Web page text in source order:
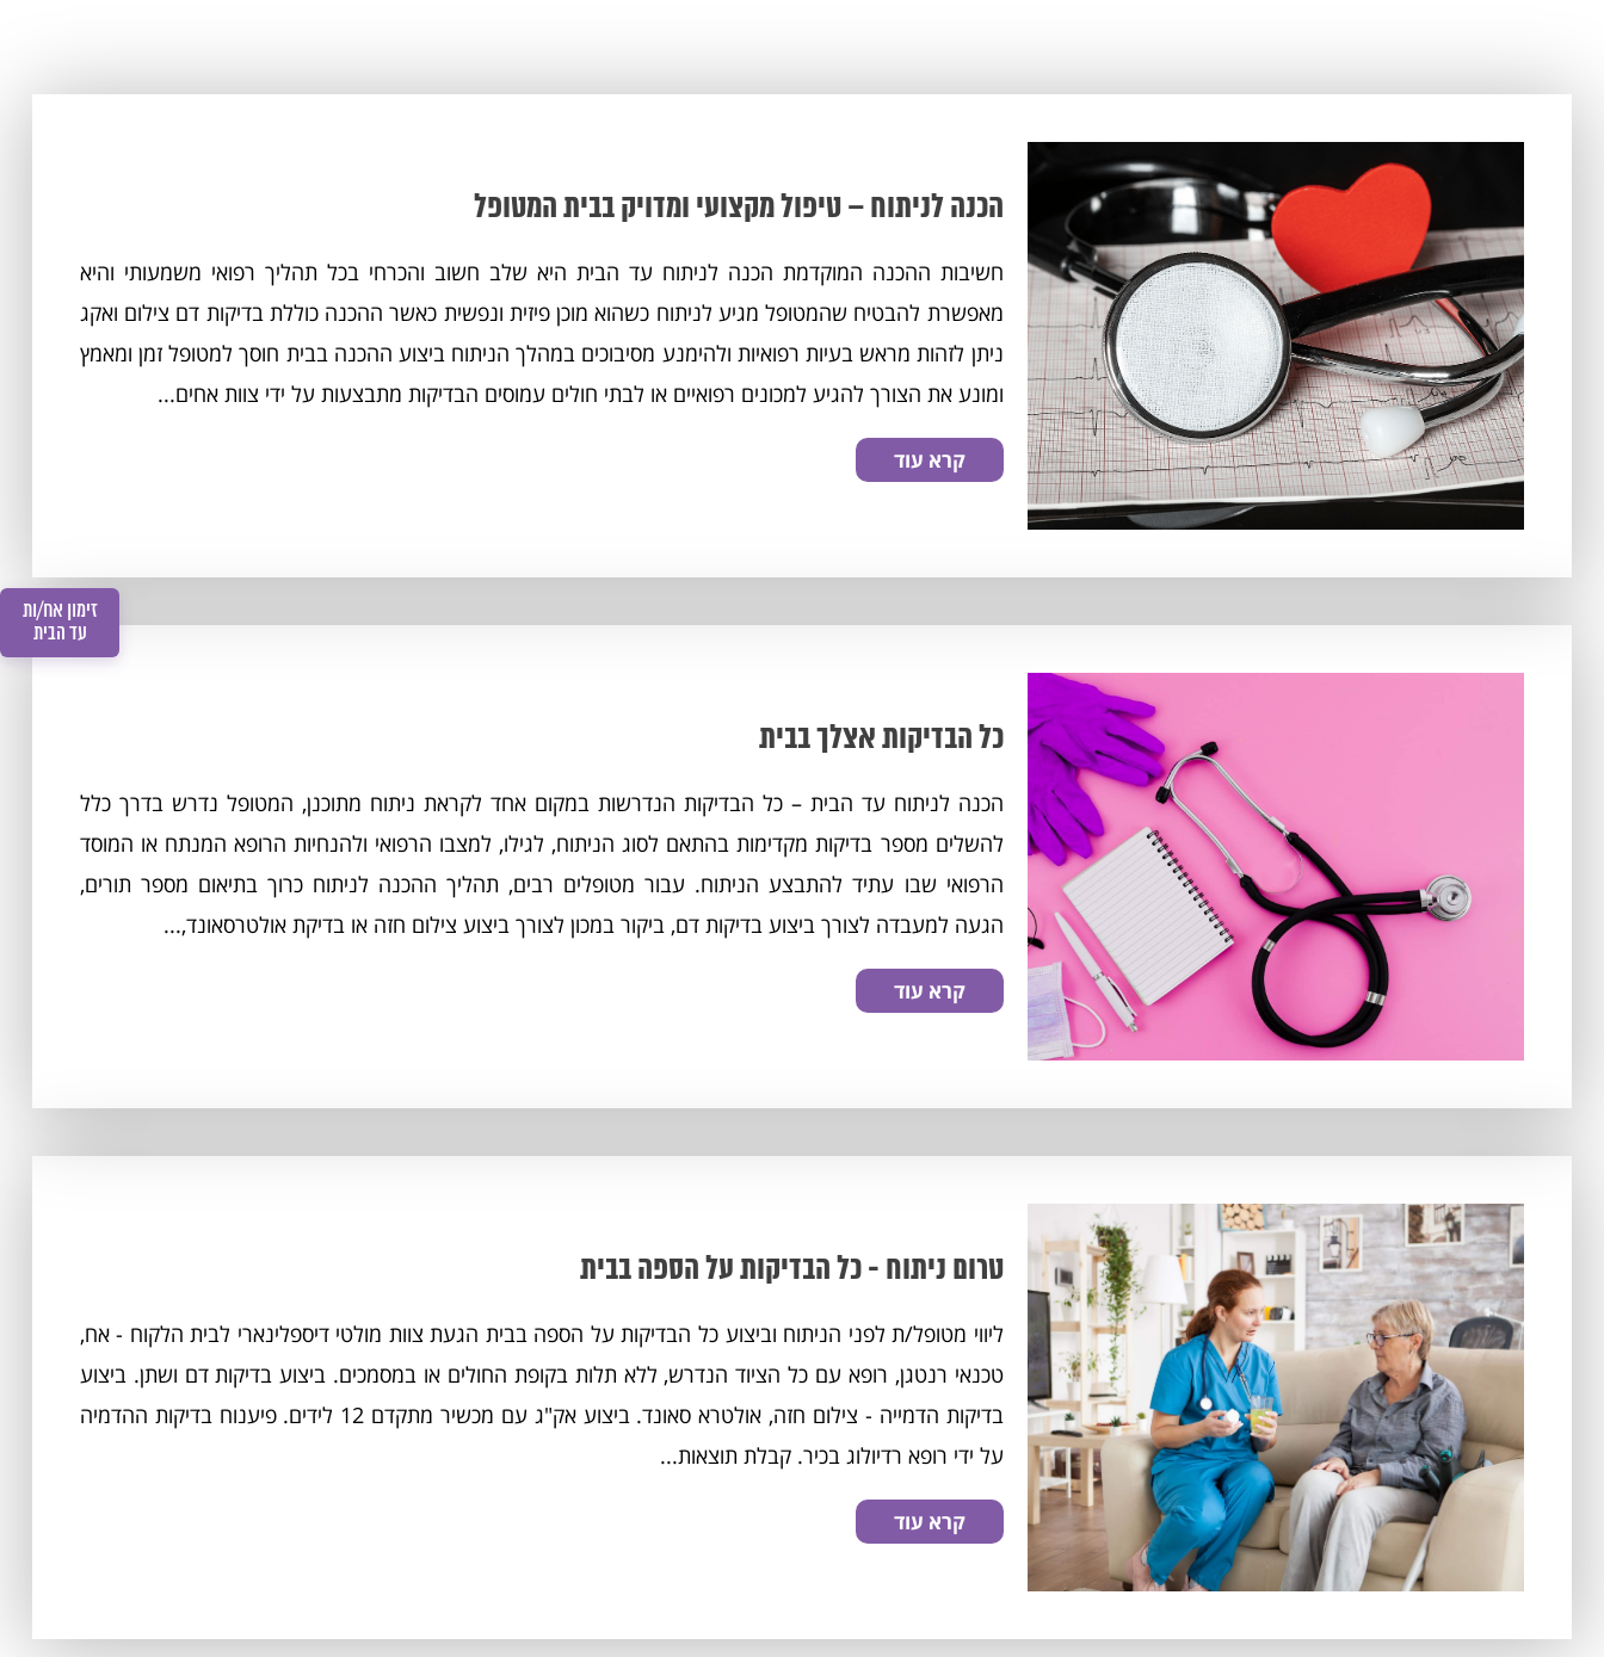
הכנה לניתוח – טיפול מקצועי ומדויק בבית המטופל
חשיבות ההכנה המוקדמת הכנה לניתוח עד הבית היא שלב חשוב והכרחי בכל תהליך רפואי משמעותי והיא
מאפשרת להבטיח שהמטופל מגיע לניתוח כשהוא מוכן פיזית ונפשית כאשר ההכנה כוללת בדיקות דם צילום ואקג
ניתן לזהות מראש בעיות רפואיות ולהימנע מסיבוכים במהלך הניתוח ביצוע ההכנה בבית חוסך למטופל זמן ומאמץ
ומונע את הצורך להגיע למכונים רפואיים או לבתי חולים עמוסים הבדיקות מתבצעות על ידי צוות אחים...
קרא עוד
כל הבדיקות אצלך בבית
הכנה לניתוח עד הבית – כל הבדיקות הנדרשות במקום אחד לקראת ניתוח מתוכנן, המטופל נדרש בדרך כלל
להשלים מספר בדיקות מקדימות בהתאם לסוג הניתוח, לגילו, למצבו הרפואי ולהנחיות הרופא המנתח או המוסד
הרפואי שבו עתיד להתבצע הניתוח. עבור מטופלים רבים, תהליך ההכנה לניתוח כרוך בתיאום מספר תורים,
הגעה למעבדה לצורך ביצוע בדיקות דם, ביקור במכון לצורך ביצוע צילום חזה או בדיקת אולטרסאונד,...
קרא עוד
טרום ניתוח - כל הבדיקות על הספה בבית
ליווי מטופל/ת לפני הניתוח וביצוע כל הבדיקות על הספה בבית הגעת צוות מולטי דיספלינארי לבית הלקוח - אח,
טכנאי רנטגן, רופא עם כל הציוד הנדרש, ללא תלות בקופת החולים או במסמכים. ביצוע בדיקות דם ושתן. ביצוע
בדיקות הדמייה - צילום חזה, אולטרא סאונד. ביצוע אק"ג עם מכשיר מתקדם 12 לידים. פיענוח בדיקות ההדמיה
על ידי רופא רדיולוג בכיר. קבלת תוצאות...
קרא עוד
זימון אח/ות
עד הבית